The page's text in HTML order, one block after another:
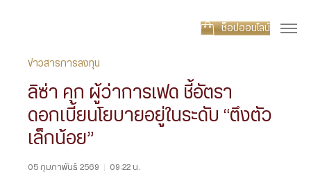
ช็อปออนไลน์
ข่าวสารการลงทุน
ลิซ่า คุก ผู้ว่าการเฟด ชี้อัตรา
ดอกเบี้ยนโยบายอยู่ในระดับ “ตึงตัว
เล็กน้อย”
05 กุมภาพันธ์ 2569 | 09:22 น.